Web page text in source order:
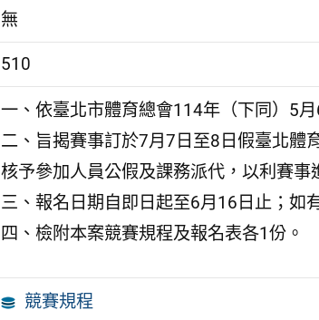
無
510
一、依臺北市體育總會114年（下同）5
二、旨揭賽事訂於7月7日至8日假臺北體
核予參加人員公假及課務派代，以利賽事
三、報名日期自即日起至6月16日止；如
四、檢附本案競賽規程及報名表各1份。
競賽規程